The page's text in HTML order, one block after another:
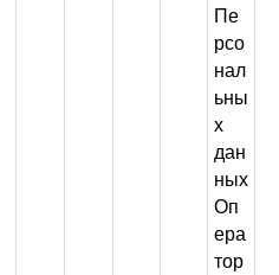
Пе
рсо
нал
ьны
х
дан
ных
Оп
ера
тор